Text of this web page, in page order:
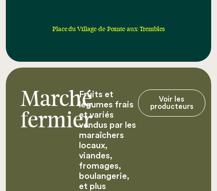
Place du Village-de-Pointe-aux-Trembles
Marché
fermier
Fruits et
légumes frais
et variés
vendus par les
maraîchers
locaux,
viandes,
fromages,
boulangerie,
et plus
Voir les
producteurs